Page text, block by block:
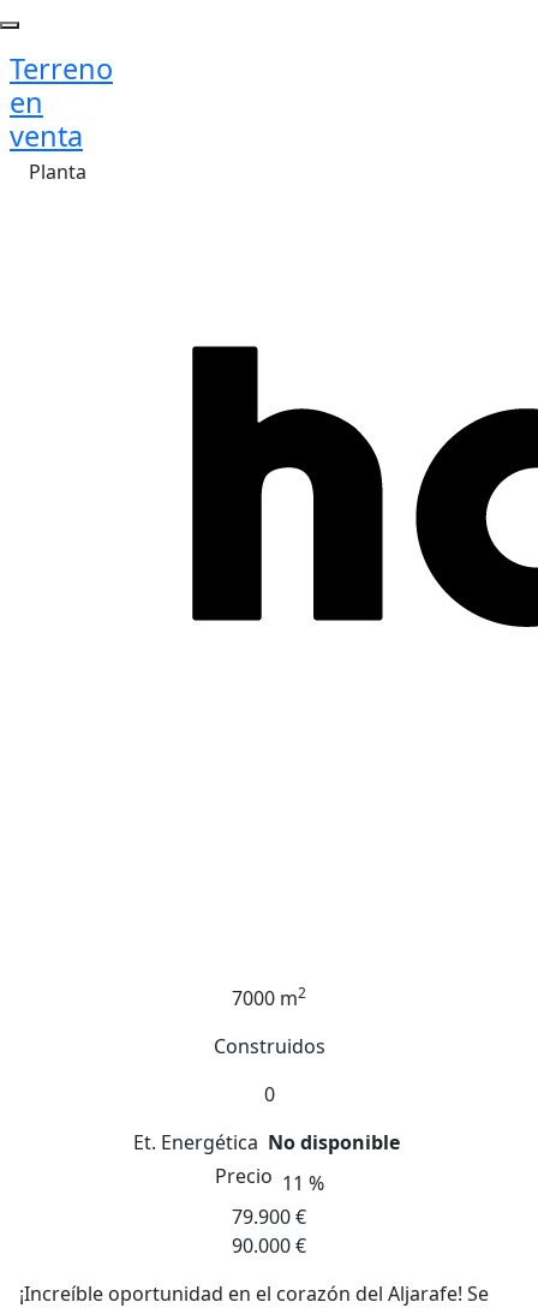
Terreno
en
venta
Planta
7000 m2
Construidos
0
Et. Energética No disponible
Precio 11 %
79.900 €
90.000 €
¡Increíble oportunidad en el corazón del Aljarafe! Se